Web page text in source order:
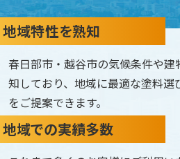
地域特性を熟知
春日部市・越谷市の気候条件や建
知しており、地域に最適な塗料選
をご提案できます。
地域での実績多数